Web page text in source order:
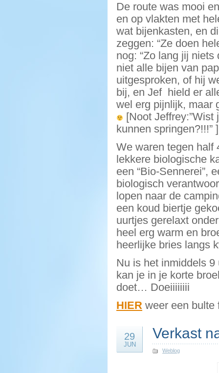
De route was mooi
en op vlakten met
wat bijenkasten, en
zeggen: “Ze doen
nog: “Zo lang jij
niet alle bijen van
uitgesproken, of hij
bij, en Jef hield er
wel erg pijnlijk, maar
[Noot Jeffrey:”Wist
kunnen springen?!!!” ]
We waren tegen half
lekkere biologische
een “Bio-Sennerei”,
biologisch
lopen naar de
een koud biertje
uurtjes gerelaxt
heel erg warm en
heerlijke bries langs
Nu is het inmiddels
kan je in je korte
doet… Doeiiiiiiii
HIER weer een bulte
29
JUN
Verkast
Weblog